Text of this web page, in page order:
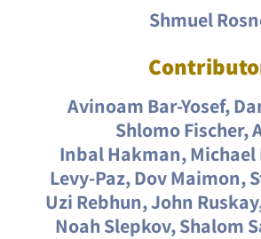
Shmuel
Avinoam Bar-Yosef,
Shlomo Fischer,
Inbal Hakman,
Levy-Paz, Dov Maimon,
Uzi Rebhun, John
Noah Slepkov, Shalom